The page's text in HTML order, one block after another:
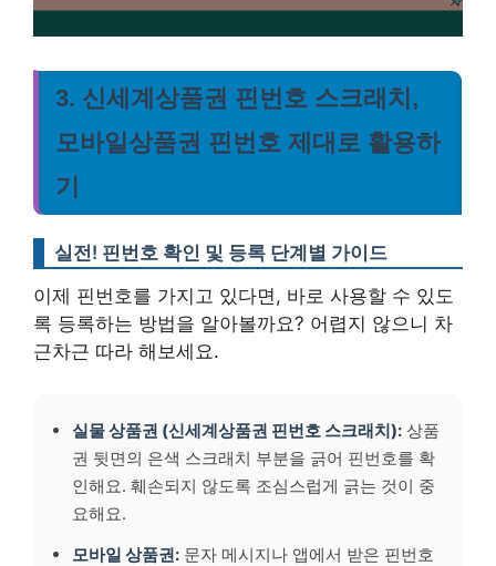
3. 신세계상품권 핀번호 스크래치,
모바일상품권 핀번호 제대로 활용하
기
실전! 핀번호 확인 및 등록 단계별 가이드
이제 핀번호를 가지고 있다면, 바로 사용할 수 있도
록 등록하는 방법을 알아볼까요? 어렵지 않으니 차
근차근 따라 해보세요.
실물 상품권 (신세계상품권 핀번호 스크래치): 상품
권 뒷면의 은색 스크래치 부분을 긁어 핀번호를 확
인해요. 훼손되지 않도록 조심스럽게 긁는 것이 중
요해요.
모바일 상품권: 문자 메시지나 앱에서 받은 핀번호